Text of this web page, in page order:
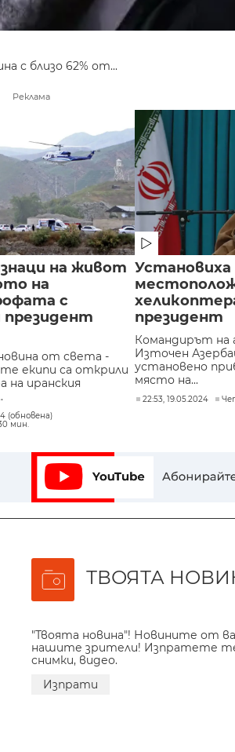
с близо 62% от...
Реклама
на живот
на
с
президент
от света -
екипи са открили
на иранския
(обновена)
мин.
Установиха
президент
Командирът на
Източен
установено
място на...
22:53, 19.05.2024
ТВОЯТА
"Твоята новина"! Новините от
нашите зрители! Изпратете
снимки, видео.
Изпрати